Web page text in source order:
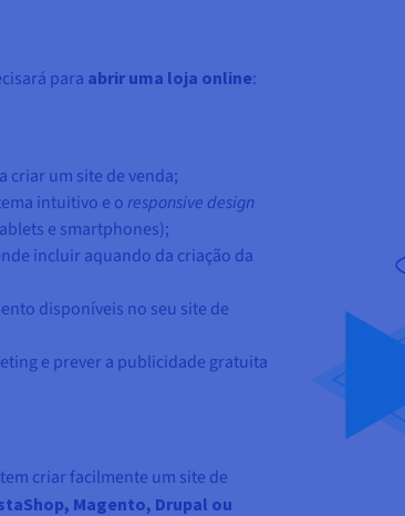
para abrir uma loja online:
criar um site de venda;
intuitivo e o responsive design
e smartphones);
incluir aquando da criação da
disponíveis no seu site de
e prever a publicidade gratuita
criar facilmente um site de
Magento, Drupal ou